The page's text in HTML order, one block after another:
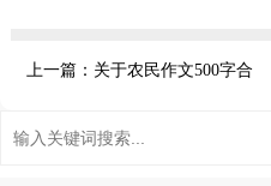
上一篇： 关于农民作文500字合